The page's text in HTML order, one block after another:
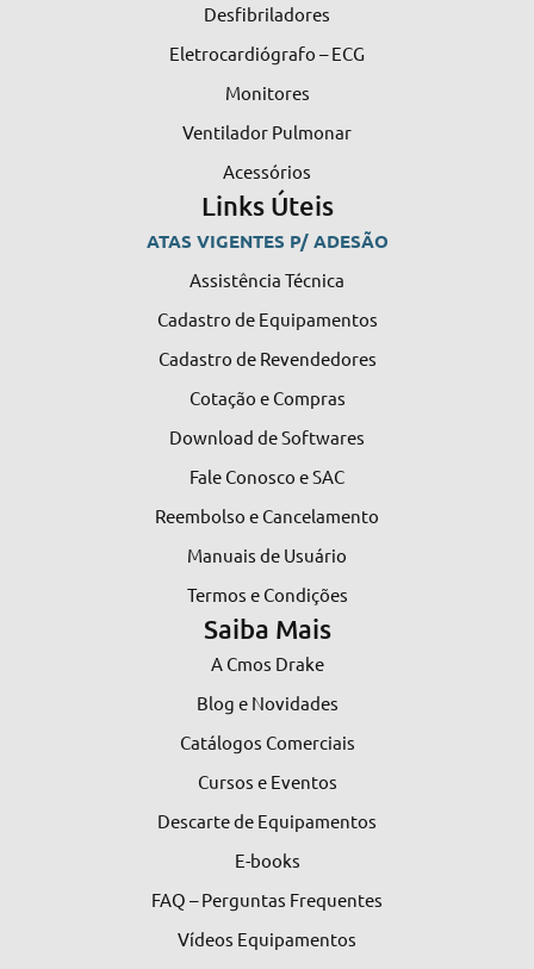
Desfibriladores
Eletrocardiógrafo – ECG
Monitores
Ventilador Pulmonar
Acessórios
Links Úteis
ATAS VIGENTES P/ ADESÃO
Assistência Técnica
Cadastro de Equipamentos
Cadastro de Revendedores
Cotação e Compras
Download de Softwares
Fale Conosco e SAC
Reembolso e Cancelamento
Manuais de Usuário
Termos e Condições
Saiba Mais
A Cmos Drake
Blog e Novidades
Catálogos Comerciais
Cursos e Eventos
Descarte de Equipamentos
E-books
FAQ – Perguntas Frequentes
Vídeos Equipamentos